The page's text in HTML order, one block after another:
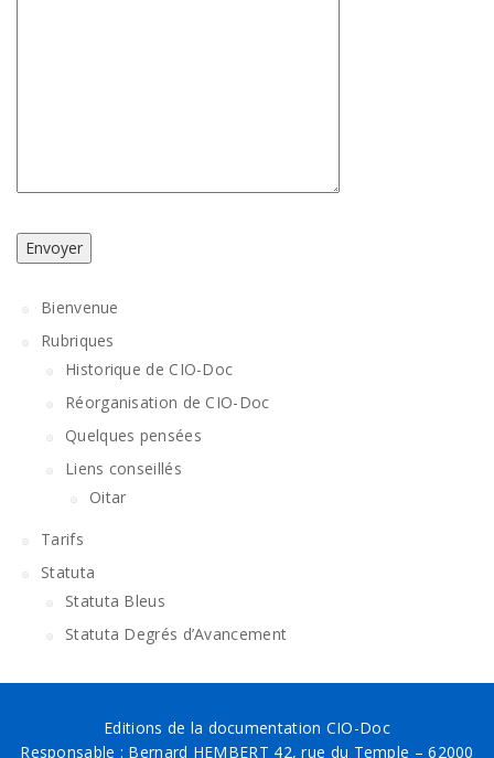
Bienvenue
Rubriques
Historique de CIO-Doc
Réorganisation de CIO-Doc
Quelques pensées
Liens conseillés
Oitar
Tarifs
Statuta
Statuta Bleus
Statuta Degrés d’Avancement
Editions de la documentation CIO-Doc
Responsable : Bernard HEMBERT 42, rue du Temple – 62000